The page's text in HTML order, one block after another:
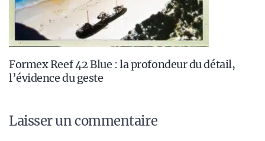
Formex Reef 42 Blue : la profondeur du détail,
l’évidence du geste
Laisser un commentaire